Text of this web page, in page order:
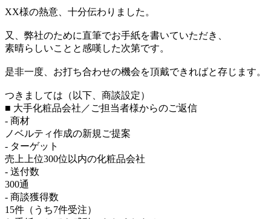
XX様の熱意、十分伝わりました。
又、弊社のために直筆でお手紙を書いていただき、
素晴らしいことと感嘆した次第です。
是非一度、お打ち合わせの機会を頂戴できればと存じます。
つきましては（以下、商談設定）
■ 大手化粧品会社／ご担当者様からのご返信
- 商材
ノベルティ作成の新規ご提案
- ターゲット
売上上位300位以内の化粧品会社
- 送付数
300通
- 商談獲得数
15件（うち7件受注）